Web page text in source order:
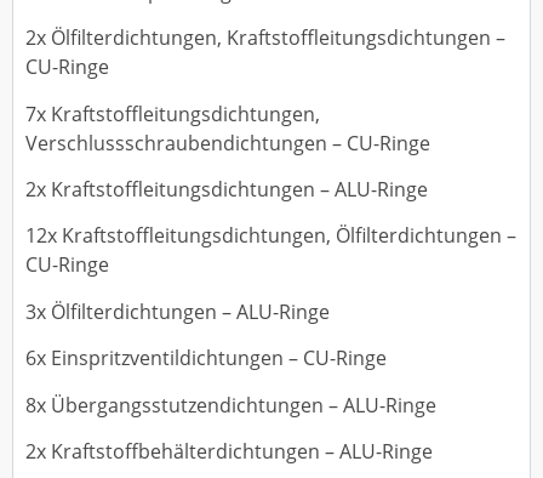
2x Ölfilterdichtungen, Kraftstoffleitungsdichtungen –
CU-Ringe
7x Kraftstoffleitungsdichtungen,
Verschlussschraubendichtungen – CU-Ringe
2x Kraftstoffleitungsdichtungen – ALU-Ringe
12x Kraftstoffleitungsdichtungen, Ölfilterdichtungen –
CU-Ringe
3x Ölfilterdichtungen – ALU-Ringe
6x Einspritzventildichtungen – CU-Ringe
8x Übergangsstutzendichtungen – ALU-Ringe
2x Kraftstoffbehälterdichtungen – ALU-Ringe